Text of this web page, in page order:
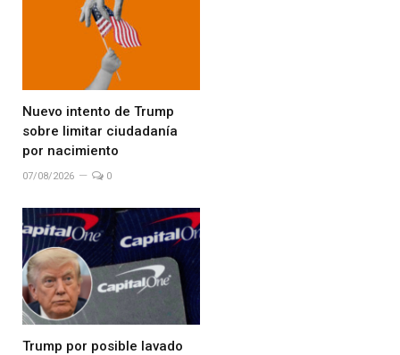
Nuevo intento de Trump
sobre limitar ciudadanía
por nacimiento
07/08/2026 0
Trump por posible lavado